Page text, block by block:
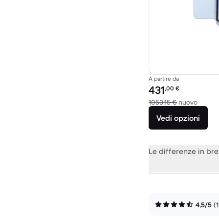
A partire da
Prezzo del
431,00 €
1053,15 € nuovo
Vedi opzioni
Le differenze in
4,5/5